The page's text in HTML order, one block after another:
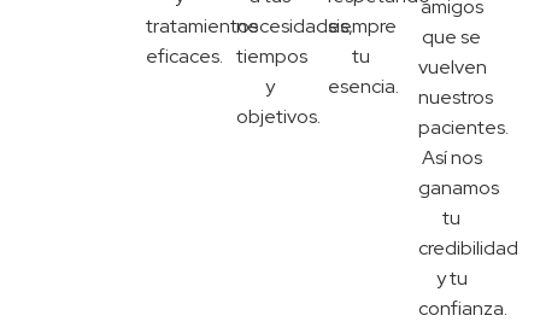
tratamientos
eficaces.
necesidades,
tiempos
y
objetivos.
siempre
tu
esencia.
amigos
que se
vuelven
nuestros
pacientes.
Así nos
ganamos
tu
credibilidad
y tu
confianza.